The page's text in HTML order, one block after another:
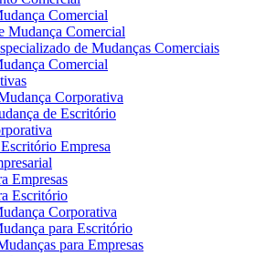
Comercial
Mudança Comercial
de Mudanças Comerciais
Comercial
Corporativa
de Escritório
Empresa
Empresas
Escritório
Corporativa
para Escritório
para Empresas